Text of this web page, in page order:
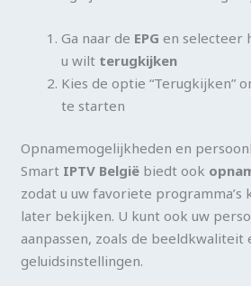
Ga naar de EPG en selecteer
u wilt terugkijken
Kies de optie “Terugkijken”
te starten
Opnamemogelijkheden en
Smart IPTV België biedt ook
zodat u uw favoriete programma’s
later bekijken. U kunt ook uw
aanpassen, zoals de beeldkwaliteit
geluidsinstellingen.